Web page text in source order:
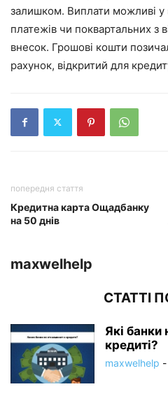
залишком. Виплати можливі у
платежів чи поквартальних з
внесок. Грошові кошти
рахунок, відкритий для
попередня стаття
Кредитна карта Ощадбанку
на 50 днів
maxwelhelp
СТАТТІ
Які банки
кредиті?
maxwelhelp -